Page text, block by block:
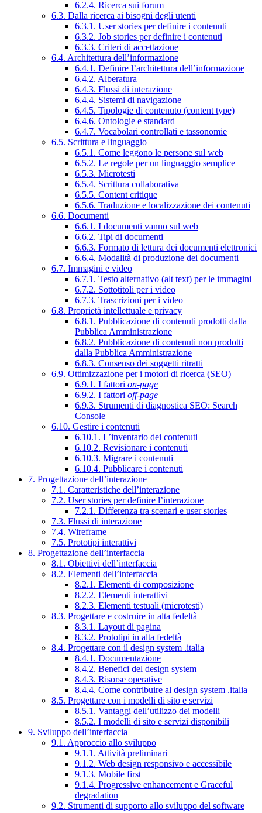
6.2.4. Ricerca sui forum
6.3. Dalla ricerca ai bisogni degli utenti
6.3.1. User stories per definire i contenuti
6.3.2. Job stories per definire i contenuti
6.3.3. Criteri di accettazione
6.4. Architettura dell’informazione
6.4.1. Definire l’architettura dell’informazione
6.4.2. Alberatura
6.4.3. Flussi di interazione
6.4.4. Sistemi di navigazione
6.4.5. Tipologie di contenuto (content type)
6.4.6. Ontologie e standard
6.4.7. Vocabolari controllati e tassonomie
6.5. Scrittura e linguaggio
6.5.1. Come leggono le persone sul web
6.5.2. Le regole per un linguaggio semplice
6.5.3. Microtesti
6.5.4. Scrittura collaborativa
6.5.5. Content critique
6.5.6. Traduzione e localizzazione dei contenuti
6.6. Documenti
6.6.1. I documenti vanno sul web
6.6.2. Tipi di documenti
6.6.3. Formato di lettura dei documenti elettronici
6.6.4. Modalità di produzione dei documenti
6.7. Immagini e video
6.7.1. Testo alternativo (alt text) per le immagini
6.7.2. Sottotitoli per i video
6.7.3. Trascrizioni per i video
6.8. Proprietà intellettuale e privacy
6.8.1. Pubblicazione di contenuti prodotti dalla
Pubblica Amministrazione
6.8.2. Pubblicazione di contenuti non prodotti
dalla Pubblica Amministrazione
6.8.3. Consenso dei soggetti ritratti
6.9. Ottimizzazione per i motori di ricerca (SEO)
6.9.1. I fattori on-page
6.9.2. I fattori off-page
6.9.3. Strumenti di diagnostica SEO: Search
Console
6.10. Gestire i contenuti
6.10.1. L’inventario dei contenuti
6.10.2. Revisionare i contenuti
6.10.3. Migrare i contenuti
6.10.4. Pubblicare i contenuti
7. Progettazione dell’interazione
7.1. Caratteristiche dell’interazione
7.2. User stories per definire l’interazione
7.2.1. Differenza tra scenari e user stories
7.3. Flussi di interazione
7.4. Wireframe
7.5. Prototipi interattivi
8. Progettazione dell’interfaccia
8.1. Obiettivi dell’interfaccia
8.2. Elementi dell’interfaccia
8.2.1. Elementi di composizione
8.2.2. Elementi interattivi
8.2.3. Elementi testuali (microtesti)
8.3. Progettare e costruire in alta fedeltà
8.3.1. Layout di pagina
8.3.2. Prototipi in alta fedeltà
8.4. Progettare con il design system .italia
8.4.1. Documentazione
8.4.2. Benefici del design system
8.4.3. Risorse operative
8.4.4. Come contribuire al design system .italia
8.5. Progettare con i modelli di sito e servizi
8.5.1. Vantaggi dell’utilizzo dei modelli
8.5.2. I modelli di sito e servizi disponibili
9. Sviluppo dell’interfaccia
9.1. Approccio allo sviluppo
9.1.1. Attività preliminari
9.1.2. Web design responsivo e accessibile
9.1.3. Mobile first
9.1.4. Progressive enhancement e Graceful
degradation
9.2. Strumenti di supporto allo sviluppo del software